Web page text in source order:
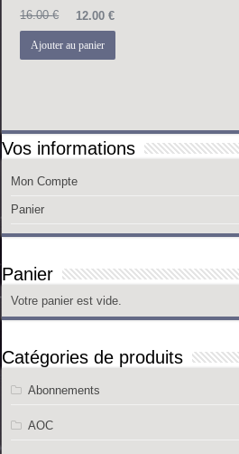
16.00€
prix
initial
était :
12.00€
Ajouter au panier
Vos informations
Mon Compte
Panier
Panier
Votre panier est vide.
Catégories de produits
Abonnements
AOC